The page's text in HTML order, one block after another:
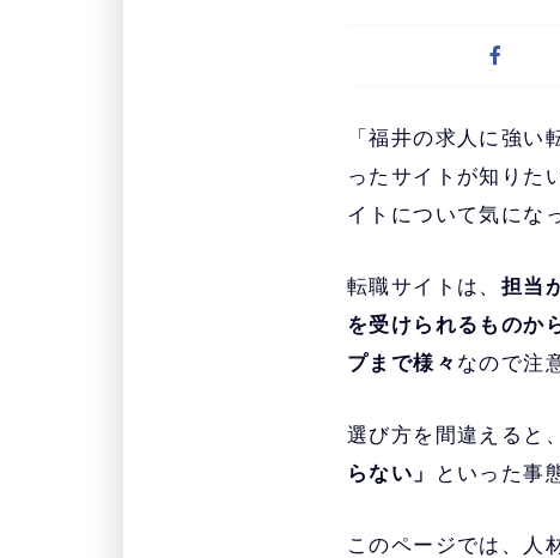
「福井の求人に強い
ったサイトが知りた
イトについて気にな
転職サイトは、 担当
を受けられるものか
プまで様々 なので注
選び方を間違えると、
らない」
といった事
このページでは、人